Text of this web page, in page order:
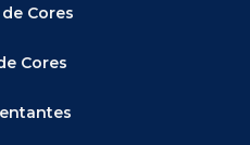
Cores
Cores